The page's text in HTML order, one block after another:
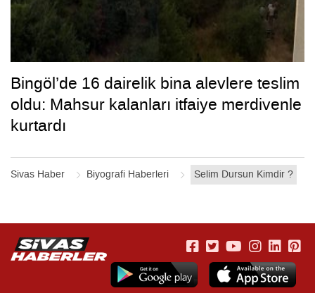
Sivas Haber Biyografi Haberleri Selim Dursun Kimdir ?
Bingöl’de 16 dairelik bina alevlere teslim
oldu: Mahsur kalanları itfaiye merdivenle
kurtardı